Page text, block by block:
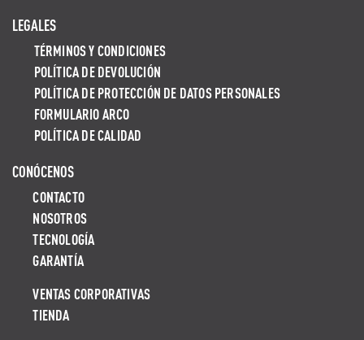
LEGALES
TÉRMINOS Y CONDICIONES
POLÍTICA DE DEVOLUCIÓN
POLÍTICA DE PROTECCIÓN DE DATOS PERSONALES
FORMULARIO ARCO
POLÍTICA DE CALIDAD
CONÓCENOS
CONTACTO
NOSOTROS
TECNOLOGÍA
GARANTÍA
VENTAS CORPORATIVAS
TIENDA